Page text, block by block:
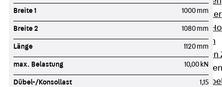
KH Kabelhalter
Hohlleiter-/
Kabelwannen
Kabelschellen
Breite 1 1000 mm
Breite 2 1080 mm
Länge 1120 mm
max. Belastung 10,00 kN
Dübel-/Konsollast 1,15